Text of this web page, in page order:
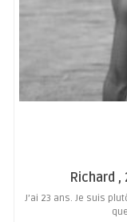
Richard
J’ai 23 ans. Je suis